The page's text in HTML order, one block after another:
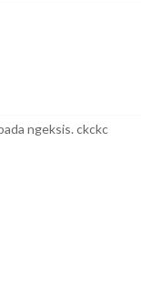
ngeksis. ckckc